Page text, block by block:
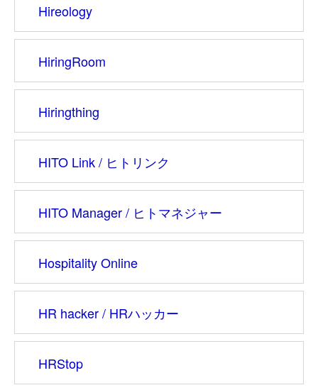
Hireology
HiringRoom
Hiringthing
HITO Link / ヒトリンク
HITO Manager / ヒトマネジャー
Hospitality Online
HR hacker / HRハッカー
HRStop